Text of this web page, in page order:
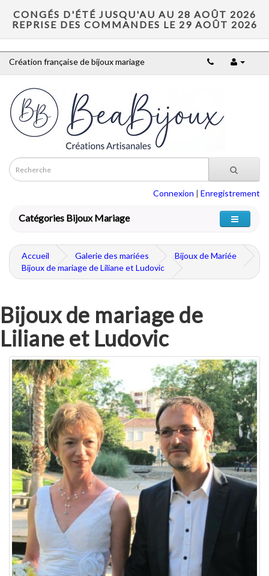
CONGÉS D'ÉTÉ JUSQU'AU AU 28 AOÛT 2026
REPRISE DES COMMANDES LE 29 AOÛT 2026
Création française de bijoux mariage
Connexion | Enregistrement
Catégories Bijoux Mariage
Accueil Galerie des mariées
Bijoux de Mariée
Bijoux de mariage de Liliane et Ludovic
Bijoux de mariage de
Liliane et Ludovic